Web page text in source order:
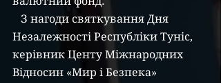
Незалежності Республіки Туніс,
керівник Центу Міжнародних
Відносин «Мир і Безпека»